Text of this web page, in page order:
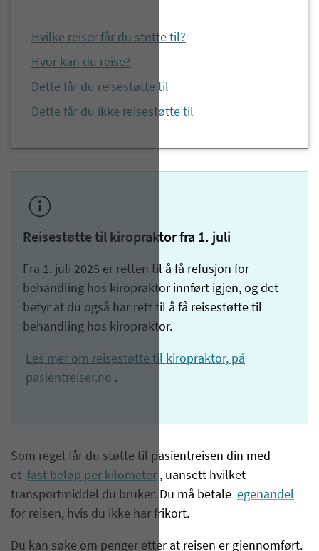
Hvilke reiser får du støtte til?
Hvor kan du reise?
Dette får du reisestøtte til
Dette får du ikke reisestøtte til
Reisestøtte til kiropraktor fra 1. juli
Fra 1. juli 2025 er retten til å få refusjon for
behandling hos kiropraktor innført igjen, og det
betyr at du også har rett til å få reisestøtte til
behandling hos kiropraktor.
Les mer om reisestøtte til kiropraktor, på
pasientreiser.no .
Som regel får du støtte til pasientreisen din med
et fast beløp per kilometer , uansett hvilket
transportmiddel du bruker. Du må betale egenandel
for reisen, hvis du ikke har frikort.
Du kan søke om penger etter at reisen er gjennomført.